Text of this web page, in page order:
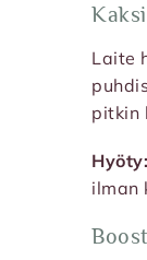
Laite
pitkin
Hyöty:
ilman